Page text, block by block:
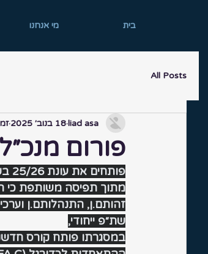
בית מי אנחנו
All Posts
פורום
liad asa18 בנוב׳ 2025
פותחים את עונת 25/26 בשיתוף פעולה אסטרטגי עם ההתאחדות לכדורגל בישראל
מתוך תפיסה משותפת כי
זהותם.ן, התנהלותם.ן
שת״פ ייחודי,
במסגרתו פותח קורס